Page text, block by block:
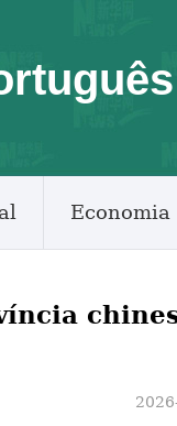
Economia